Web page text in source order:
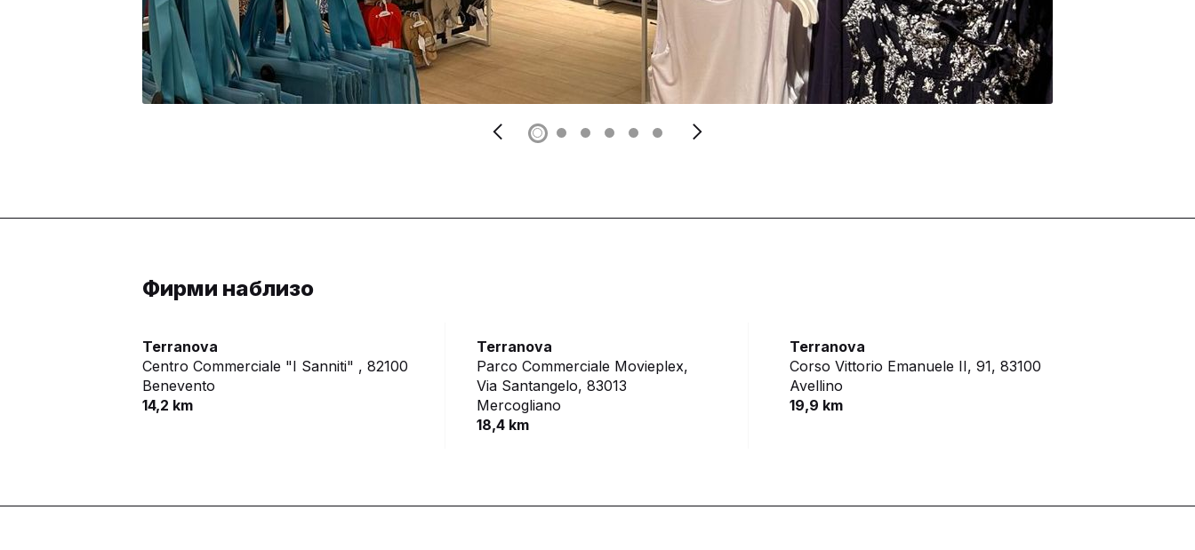
Фирми наблизо
Terranova
Centro Commerciale "I Sanniti" , 82100
Benevento
14,2 km
Terranova
Parco Commerciale Movieplex,
Via Santangelo, 83013
Mercogliano
18,4 km
Terranova
Corso Vittorio Emanuele II, 91, 83100
Avellino
19,9 km